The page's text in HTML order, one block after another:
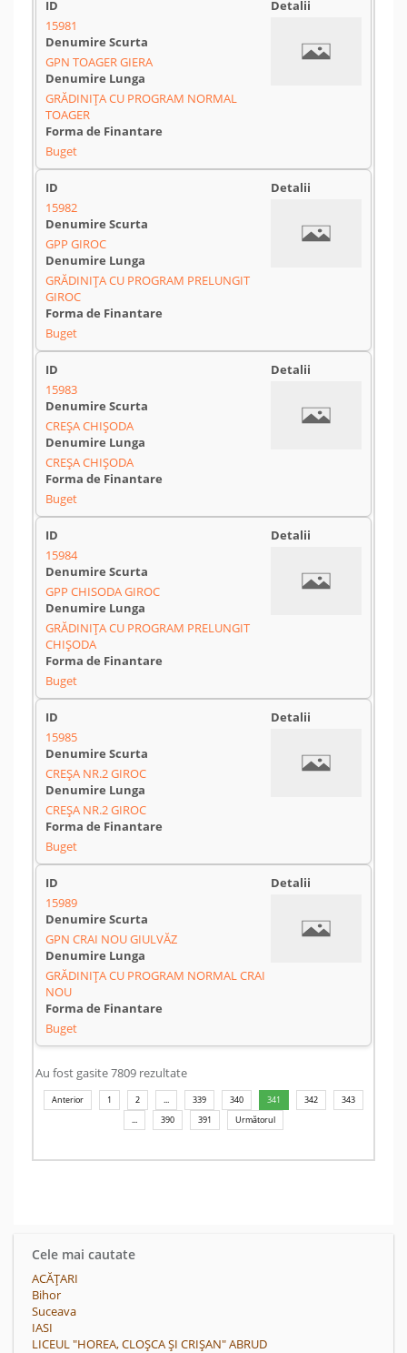
15981
GPN TOAGER GIERA
GRĂDINIȚA CU PROGRAM NORMAL
TOAGER
Buget
15982
GPP GIROC
GRĂDINIȚA CU PROGRAM PRELUNGIT
GIROC
Buget
15983
CREȘA CHIȘODA
CREȘA CHIȘODA
Buget
15984
GPP CHISODA GIROC
GRĂDINIȚA CU PROGRAM PRELUNGIT
CHIȘODA
Buget
15985
CREȘA NR.2 GIROC
CREȘA NR.2 GIROC
Buget
15989
GPN CRAI NOU GIULVĂZ
GRĂDINIȚA CU PROGRAM NORMAL CRAI
NOU
Buget
Au fost gasite 7809 rezultate
Anterior 1 2 ... 339 340 341 342
343
...
390 391 Următorul
Cele mai cautate
ACĂŢARI
Bihor
Suceava
IASI
LICEUL "HOREA, CLOȘCA ȘI CRIȘAN" ABRUD